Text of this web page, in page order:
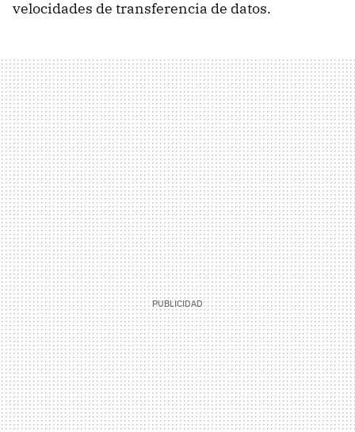
velocidades de transferencia de datos.